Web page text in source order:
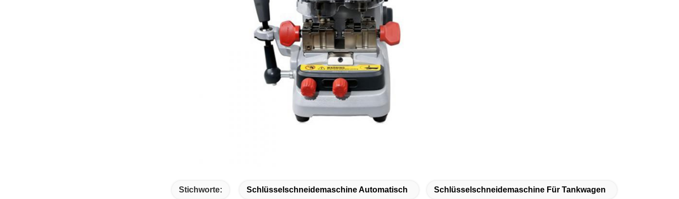
Stichworte: Schlüsselschneidemaschine Automatisch Schlüsselschneidemaschine Für Tankwagen